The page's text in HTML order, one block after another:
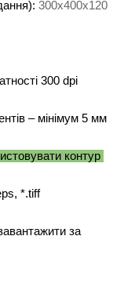
300х400х120
300 dpi
– мінімум 5 мм
контур
*.tiff
за